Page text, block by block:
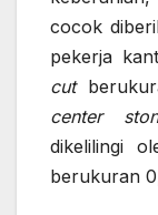
cocok
pekerja
cut
center
dikelilingi
berukuran